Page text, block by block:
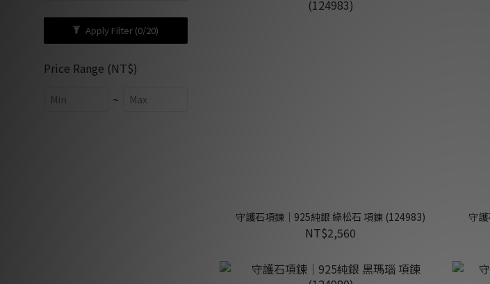
Apply Filter (0/20)
Price Range (NT$)
~
守護石項鍊｜925純銀 綠松石 項鍊 (124983)
NT$2,560
守